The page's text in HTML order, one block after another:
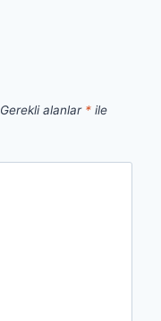
Gerekli alanlar * ile